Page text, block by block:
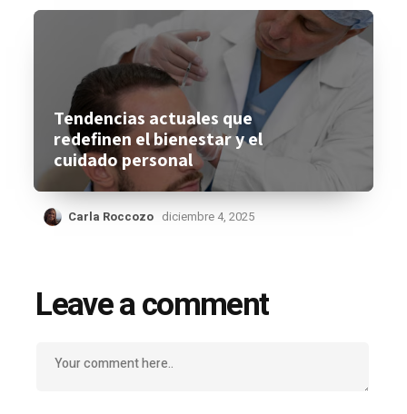
Tendencias actuales que
redefinen el bienestar y el
cuidado personal
Carla Roccozo diciembre 4, 2025
Leave a comment